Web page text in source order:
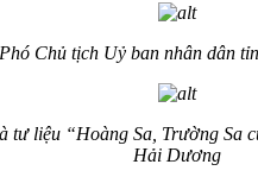
Chủ tịch Uỷ ban nhân dân
tư liệu “Hoàng Sa, Trường Sa
Hải Dương